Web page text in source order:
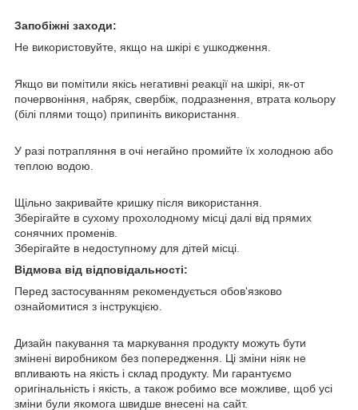
Запобіжні заходи:
Не використовуйте, якщо на шкірі є ушкодження.
Якщо ви помітили якісь негативні реакції на шкірі, як-от
почервоніння, набряк, свербіж, подразнення, втрата кольору
(білі плями тощо) припиніть використання.
У разі потрапляння в очі негайно промийте їх холодною або
теплою водою.
Щільно закривайте кришку після використання.
Зберігайте в сухому прохолодному місці далі від прямих
сонячних променів.
Зберігайте в недоступному для дітей місці.
Відмова від відповідальності:
Перед застосуванням рекомендується обов'язково
ознайомитися з інструкцією.
Дизайн пакування та маркування продукту можуть бути
змінені виробником без попередження. Ці зміни ніяк не
впливають на якість і склад продукту. Ми гарантуємо
оригінальність і якість, а також робимо все можливе, щоб усі
зміни були якомога швидше внесені на сайт.